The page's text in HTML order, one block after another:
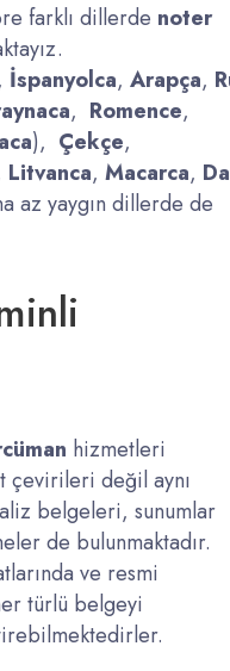
farklı dillerde noter
İspanyolca, Arapça,
, Romence,
), Çekçe,
Litvanca, Macarca,
az yaygın dillerde de
hizmetleri
çevirileri değil aynı
belgeleri, sunumlar
de bulunmaktadır.
ve resmi
türlü belgeyi